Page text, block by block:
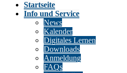
Startseite
Info und Service
News
Kalender
Digitales Lernen
Downloads
Anmeldung
FAQs